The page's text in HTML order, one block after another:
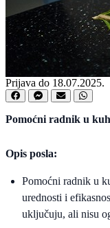
Prijava do 18.07.2025.
Pomoćni radnik u
Opis posla:
Pomoćni radnik u
urednosti i
uključuju, ali nisu